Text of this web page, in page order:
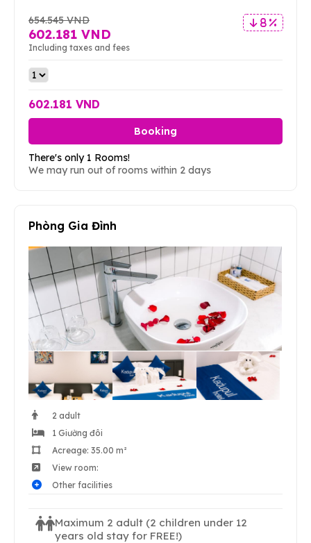
8 %
654.545 VND
602.181 VND
Including taxes and fees
602.181 VND
Booking
There's only 1 Rooms!
We may run out of rooms within 2 days
Phòng Gia Đình
2 adult
1 Giường đôi
Acreage: 35.00 m²
View room:
Other facilities
Maximum 2 adult (2 children under 12
years old stay for FREE!)